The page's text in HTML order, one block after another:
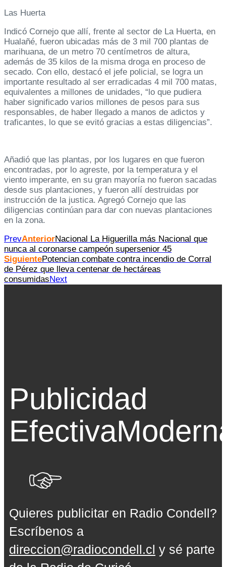
Las Huerta
Indicó Cornejo que allí, frente al sector de La Huerta, en
Hualañé, fueron ubicadas más de 3 mil 700 plantas de
marihuana, de un metro 70 centímetros de altura,
además de 35 kilos de la misma droga en proceso de
secado. Con ello, destacó el jefe policial, se logra un
importante resultado al ser erradicadas 4 mil 700 matas,
equivalentes a millones de unidades, “lo que pudiera
haber significado varios millones de pesos para sus
responsables, de haber llegado a manos de adictos y
traficantes, lo que se evitó gracias a estas diligencias”.
Añadió que las plantas, por los lugares en que fueron
encontradas, por lo agreste, por la temperatura y el
viento imperante, en su gran mayoría no fueron sacadas
desde sus plantaciones, y fueron allí destruidas por
instrucción de la justica. Agregó Cornejo que las
diligencias continúan para dar con nuevas plantaciones
en la zona.
PrevAnteriorNacional La Higuerilla más Nacional que
nunca al coronarse campeón supersenior 45
SiguientePotencian combate contra incendio de Corral
de Pérez que lleva centenar de hectáreas
consumidasNext
Publicidad
Efectiva
Quieres publicitar en Radio Condell?
Escríbenos a
direccion@radiocondell.cl y sé parte